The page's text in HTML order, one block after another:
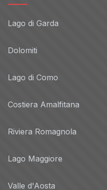
Lago di Garda
Dolomiti
Lago di Como
Costiera Amalfitana
Riviera Romagnola
Lago Maggiore
Valle d'Aosta